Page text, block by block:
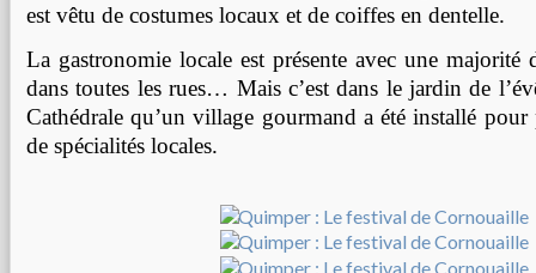
est vêtu de costumes locaux et de coiffes en dentelle.
La gastronomie locale est présente avec une majorité
dans toutes les rues… Mais c’est dans le jardin de
Cathédrale qu’un village gourmand a été installé
de spécialités locales.